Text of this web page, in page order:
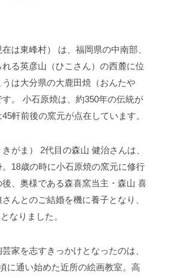
は東峰村） は、福岡県の中南部、
る英彦山（ひこさん）の西麓に位
は大分県の大鹿田焼（おんたや
す。 小石原焼は、約350年の伝統が
軒前後の窯元が点在しています。
がま） 2代目の森山 健治さんは、
18歳の時に小石原焼の窯元に修行
後、奥様である森喜窯当主・森山 喜
んとのご結婚を機に養子となり、
なりました。
家を志すきっかけとなったのは、
に通い始めた近所の絵画教室。高